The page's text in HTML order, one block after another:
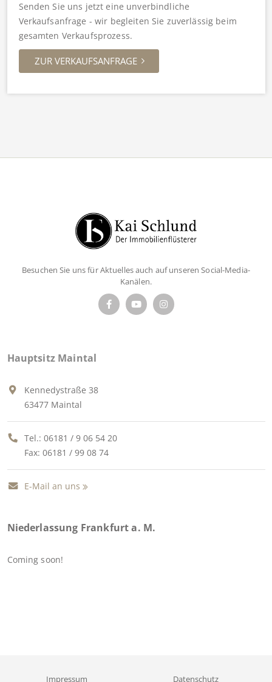
Senden Sie uns jetzt eine unverbindliche
Verkaufsanfrage - wir begleiten Sie zuverlässig beim
gesamten Verkaufsprozess.
ZUR VERKAUFSANFRAGE
Besuchen Sie uns für Aktuelles auch auf unseren Social-Media-
Kanälen.
Hauptsitz Maintal
Kennedystraße 38
63477 Maintal
Tel.: 06181 / 9 06 54 20
Fax: 06181 / 99 08 74
E-Mail an uns
Niederlassung Frankfurt a. M.
Coming soon!
Impressum Datenschutz